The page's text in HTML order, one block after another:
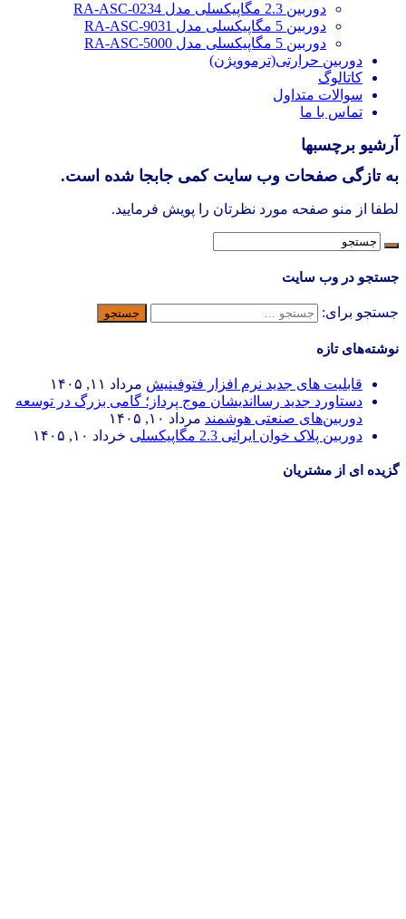
دوربین 2.3 مگاپیکسلی مدل RA-ASC-0234
دوربین 5 مگاپیکسلی مدل RA-ASC-9031
دوربین 5 مگاپیکسلی مدل RA-ASC-5000
دوربین حرارتی(ترموویژن)
کاتالوگ
سوالات متداول
تماس با ما
آرشیو برچسبها
به تازگی صفحات وب سایت کمی جابجا شده است.
لطفا از منو صفحه مورد نظرتان را پویش فرمایید.
جستجو در وب سایت
جستجو برای:
نوشته‌های تازه
قابلیت های جدید نرم افزار فتوفینیش مرداد ۱۱, ۱۴۰۵
دستاورد جدید رسااندیشان موج پرداز؛ گامی بزرگ در توسعه
دوربین‌های صنعتی هوشمند مرداد ۱۰, ۱۴۰۵
دوربین پلاک خوان ایرانی 2.3 مگاپیکسلی
خرداد ۱۰, ۱۴۰۵
گزیده ای از مشتریان